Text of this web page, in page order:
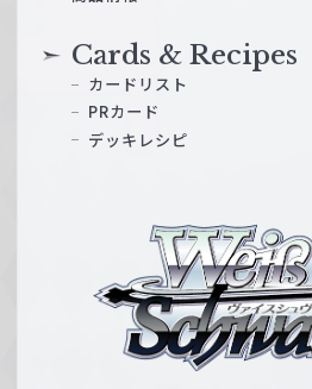
ス
Cards & Recipes
カードリスト
PRカード
デッキレシピ